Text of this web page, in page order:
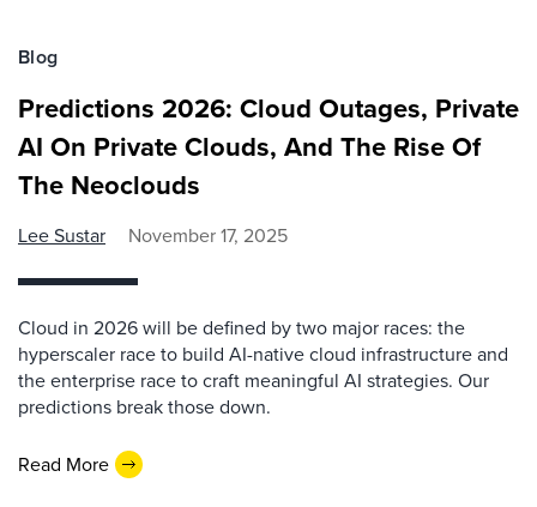
Blog
Predictions 2026: Cloud Outages, Private
AI On Private Clouds, And The Rise Of
The Neoclouds
Lee Sustar November 17, 2025
Cloud in 2026 will be defined by two major races: the
hyperscaler race to build AI-native cloud infrastructure and
the enterprise race to craft meaningful AI strategies. Our
predictions break those down.
Read More